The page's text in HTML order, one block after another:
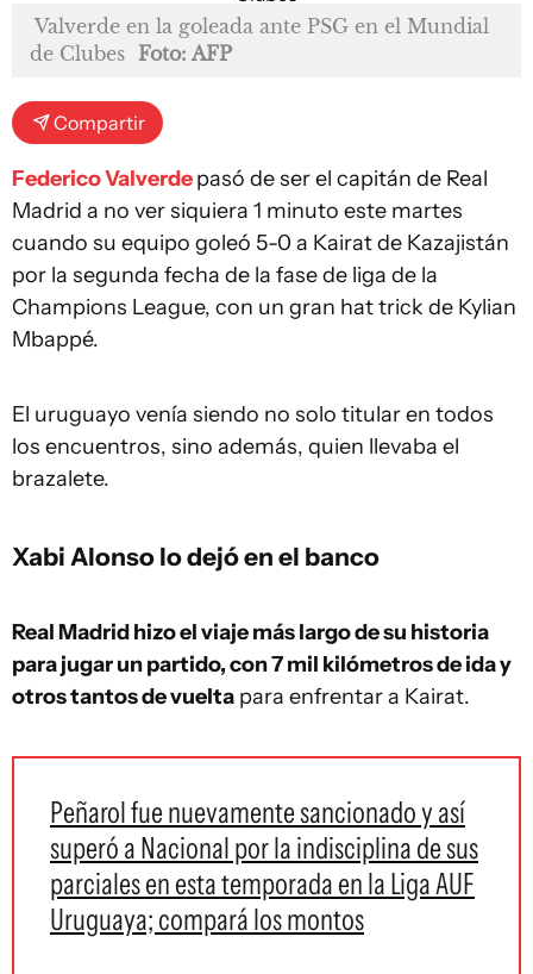
Valverde en la goleada ante PSG en el Mundial
de Clubes Foto: AFP
Compartir
Federico Valverdepasó de ser el capitán de Real
Madrid a no ver siquiera 1 minuto este martes
cuando su equipo goleó 5-0 a Kairat de Kazajistán
por la segunda fecha de la fase de liga de la
Champions League, con un gran hat trick de Kylian
Mbappé.
El uruguayo venía siendo no solo titular en todos
los encuentros, sino además, quien llevaba el
brazalete.
Xabi Alonso lo dejó en el banco
Real Madrid hizo el viaje más largo de su historia
para jugar un partido, con 7 mil kilómetros de ida y
otros tantos de vuelta para enfrentar a Kairat.
Peñarol fue nuevamente sancionado y así
superó a Nacional por la indisciplina de sus
parciales en esta temporada en la Liga AUF
Uruguaya; compará los montos